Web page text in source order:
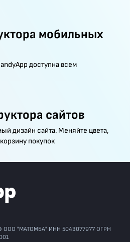
мобильных
доступна всем
сайтов
дизайн сайта. Меняйте цвета,
покупок
ООО "МАТОМБА" ИНН 5043077977 ОГРН